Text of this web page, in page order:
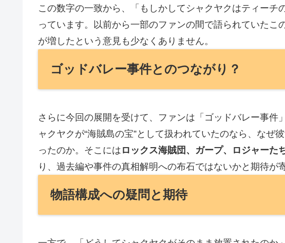
この数字の一致から、「もしかしてシャクヤクはティーチ
っています。以前から一部のファンの間で語られていたこ
が増したという意見も少なくありません。
ゴッドバレー事件とのつながり？
さらに今回の展開を受けて、ファンは「ゴッドバレー事件
ャクヤクが“海賊島の宝”として扱われていたのなら、なぜ
ったのか。そこには ロックス海賊団、ガープ、ロジャーた
り、過去編や事件の真相解明への布石ではないかと期待が
物語構成への疑問と期待